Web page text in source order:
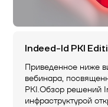
Indeed-Id PKI
Приведенное ниже
вебинара,
PKI.Обзор решений
инфраструктурой